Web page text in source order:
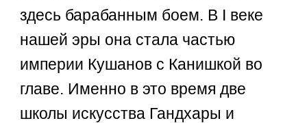
здесь барабанным боем. В I веке
нашей эры она стала частью
империи Кушанов с Канишкой во
главе. Именно в это время две
школы искусства Гандхары и